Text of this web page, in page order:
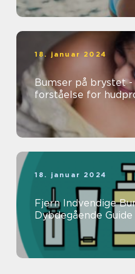
18. januar 2024
Bumser på brystet -
forståelse for
18. januar 2024
Fjern Indvendige
Dybdegående